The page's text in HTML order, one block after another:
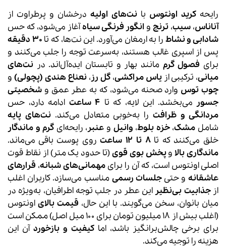
رایحه کرید اونتوس با نت‌های اولیه درخشان و پرطراوت از
آناناس، سیب، ترنجو انگور فرنگی سیاهآغاز می‌شود، که حس
شادابی و نشاط را به ارمغان می‌آورد. این نت‌ها، که تا ۳۰ دقیقه
پس از اسپری غالب هستند، به‌سرعت توجه را جلب می‌کنند و
برای فصول گرم مانند بهار و تابستان ایده‌آل‌اند. در نت‌های
میانی، ترکیبی از یاس مراکشی، گل رز، نعناع هندی (پچولی) و
چوب توس وارد صحنه می‌شود، که به عطر عمق و شخصیتی
جسور می‌بخشد. این لایه، که تا ۴ ساعت
ادامه دارد، حس
مردانگی و ظرافت را به‌خوبی متعادل می‌کند. نت‌های پایه
شامل مشک،خزه بلوط، وانیل و عنبر، رایحه‌ای گرم و ماندگار
خلق می‌کنند که تا۸ تا ۱۲ ساعت
روی پوست باقی می‌ماند.
ماندگاری بالاوپخش بوی قوی(تا حدود یک متر) از نقاط قوت
اصلی اونتوس است، که آن را برای مهمانی‌های شبانه، قرارهای
عاشقانه و حتی جلسات رسمی مناسب می‌سازد. کاربران اغلب
ازجذابیت بی‌نظیر این عطر در جلب توجه اطرافیان، به‌ویژه در
میان بانوان، سخن می‌گویند. با این حال، قیمت بالای اونتوس
(اغلب بیش از ۱۸ میلیون تومان برای ۱۰۰ میل اصل) ممکن است
برای برخی چالش‌برانگیز باشد، اما کیفیت و بازخورد آن این
هزینه را توجیه می‌کند.